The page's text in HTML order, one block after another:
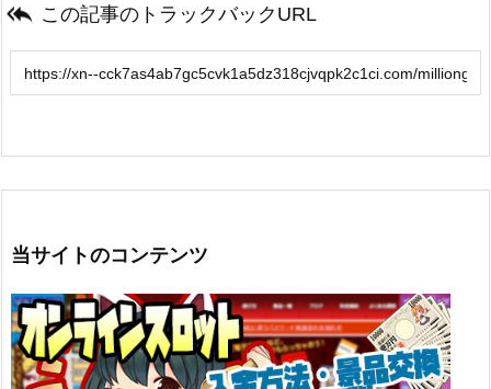
 この記事のトラックバックURL
当サイトのコンテンツ